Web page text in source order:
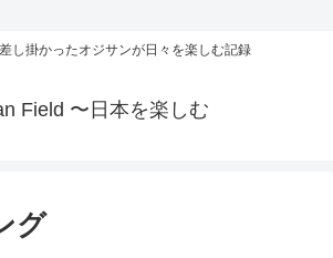
し掛かったオジサンが日々を楽しむ記録
Field 〜日本を楽しむ
グ